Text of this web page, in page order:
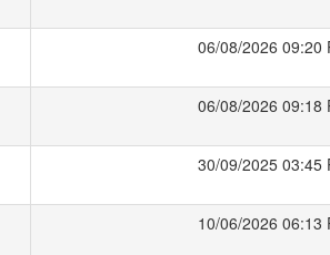
06/08/2026 09:20
06/08/2026 09:18
30/09/2025 03:45
10/06/2026 06:13